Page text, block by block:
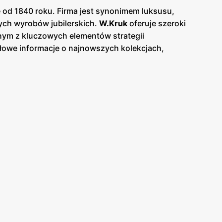
1840 roku. Firma jest synonimem luksusu,
wyrobów jubilerskich. W.Kruk oferuje szeroki
z kluczowych elementów strategii
informacje o najnowszych kolekcjach,
wydarzenia, takie jak pokazy mody i
Regularne
i jakością. Dzięki regularnym